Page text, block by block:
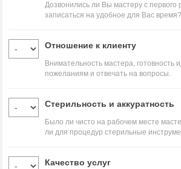
Дозвонились ли Вы мастеру с первого
записаться на удобное для Вас время?
Отношение к клиенту
Внимательность мастера, готовность
пожеланиям и отвечать на вопросы.
Стерильность и аккуратность
Было ли чисто на рабочем месте
ли для процедур стерильные
Качество услуг